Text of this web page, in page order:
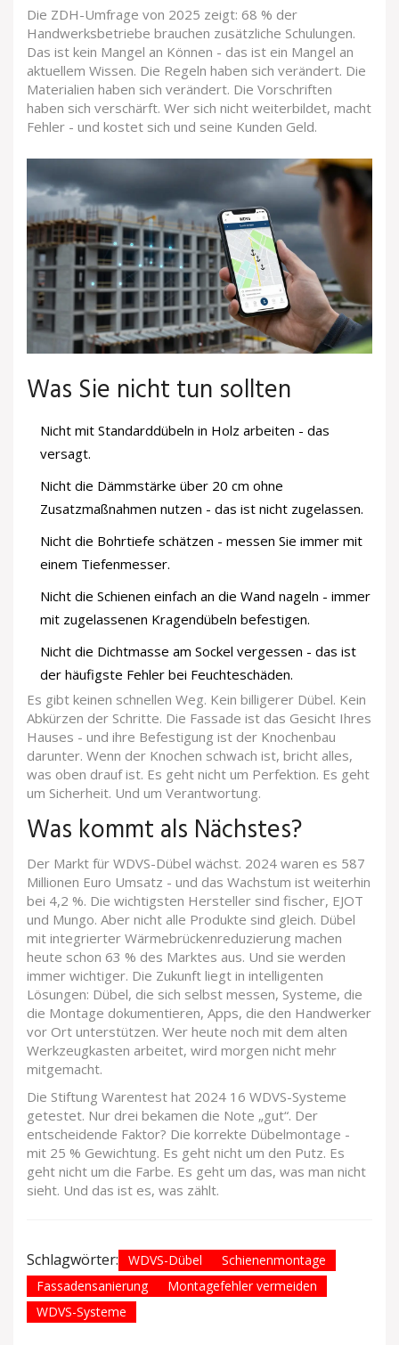
Die ZDH-Umfrage von 2025 zeigt: 68 % der
Handwerksbetriebe brauchen zusätzliche Schulungen.
Das ist kein Mangel an Können - das ist ein Mangel an
aktuellem Wissen. Die Regeln haben sich verändert. Die
Materialien haben sich verändert. Die Vorschriften
haben sich verschärft. Wer sich nicht weiterbildet, macht
Fehler - und kostet sich und seine Kunden Geld.
Was Sie nicht tun sollten
Nicht mit Standarddübeln in Holz arbeiten - das
versagt.
Nicht die Dämmstärke über 20 cm ohne
Zusatzmaßnahmen nutzen - das ist nicht zugelassen.
Nicht die Bohrtiefe schätzen - messen Sie immer mit
einem Tiefenmesser.
Nicht die Schienen einfach an die Wand nageln - immer
mit zugelassenen Kragendübeln befestigen.
Nicht die Dichtmasse am Sockel vergessen - das ist
der häufigste Fehler bei Feuchteschäden.
Es gibt keinen schnellen Weg. Kein billigerer Dübel. Kein
Abkürzen der Schritte. Die Fassade ist das Gesicht Ihres
Hauses - und ihre Befestigung ist der Knochenbau
darunter. Wenn der Knochen schwach ist, bricht alles,
was oben drauf ist. Es geht nicht um Perfektion. Es geht
um Sicherheit. Und um Verantwortung.
Was kommt als Nächstes?
Der Markt für WDVS-Dübel wächst. 2024 waren es 587
Millionen Euro Umsatz - und das Wachstum ist weiterhin
bei 4,2 %. Die wichtigsten Hersteller sind fischer, EJOT
und Mungo. Aber nicht alle Produkte sind gleich. Dübel
mit integrierter Wärmebrückenreduzierung machen
heute schon 63 % des Marktes aus. Und sie werden
immer wichtiger. Die Zukunft liegt in intelligenten
Lösungen: Dübel, die sich selbst messen, Systeme, die
die Montage dokumentieren, Apps, die den Handwerker
vor Ort unterstützen. Wer heute noch mit dem alten
Werkzeugkasten arbeitet, wird morgen nicht mehr
mitgemacht.
Die Stiftung Warentest hat 2024 16 WDVS-Systeme
getestet. Nur drei bekamen die Note „gut“. Der
entscheidende Faktor? Die korrekte Dübelmontage -
mit 25 % Gewichtung. Es geht nicht um den Putz. Es
geht nicht um die Farbe. Es geht um das, was man nicht
sieht. Und das ist es, was zählt.
Schlagwörter: WDVS-Dübel
Schienenmontage
Fassadensanierung
Montagefehler vermeiden
WDVS-Systeme